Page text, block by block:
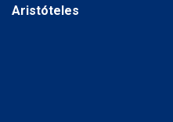
Aristóteles